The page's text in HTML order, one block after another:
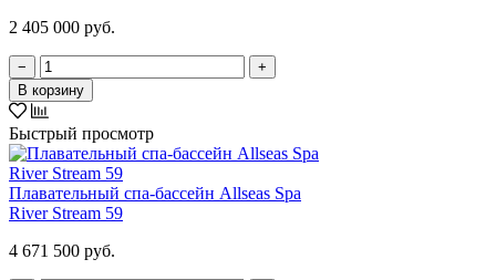
2 405 000 руб.
−
+
В корзину
Быстрый просмотр
Плавательный спа-бассейн Allseas Spa
River Stream 59
4 671 500 руб.